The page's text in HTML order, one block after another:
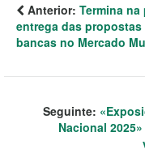
Anterior: Termina
entrega das
bancas no Mercado
Seguinte:
Nacional